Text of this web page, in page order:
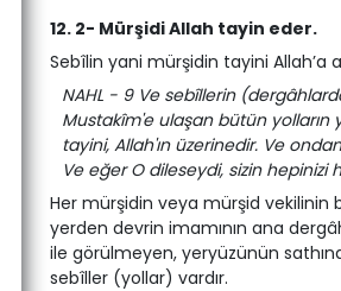
12. 2- Mürşidi Allah tayin eder.
Sebîlin yani mürşidin tayini Allah’a
NAHL - 9 Ve sebîllerin
Mustakîm'e ulaşan bütün yolların
tayini, Allah'ın üzerinedir. Ve
Ve eğer O dileseydi, sizin hepinizi
Her mürşidin veya mürşid vekilinin
yerden devrin imamının ana
ile görülmeyen, yeryüzünün
sebîller (yollar) vardır.